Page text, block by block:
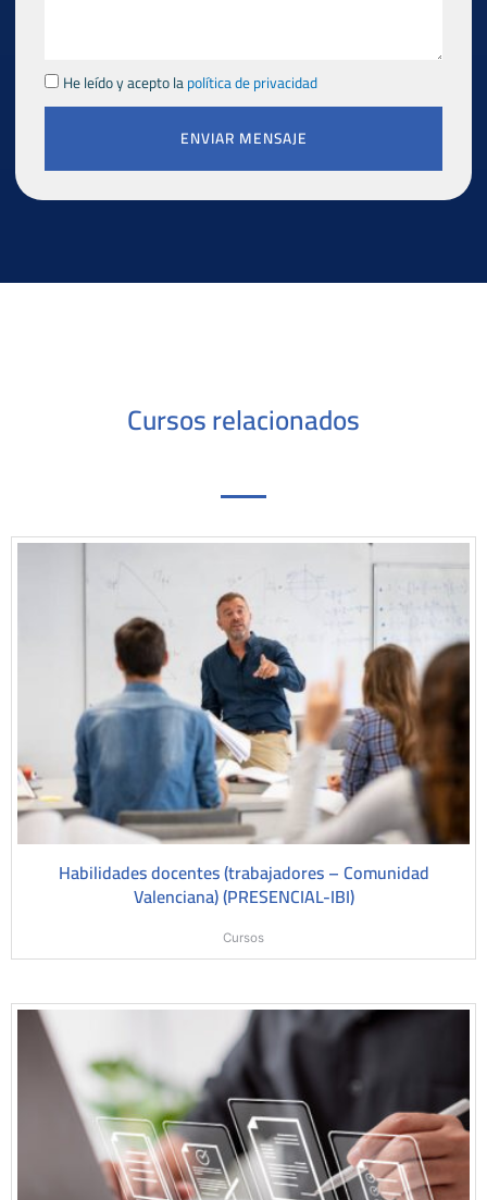
He leído y acepto lapolítica de privacidad
ENVIAR MENSAJE
Cursos relacionados
Habilidades docentes (trabajadores – Comunidad
Valenciana) (PRESENCIAL-IBI)
Cursos